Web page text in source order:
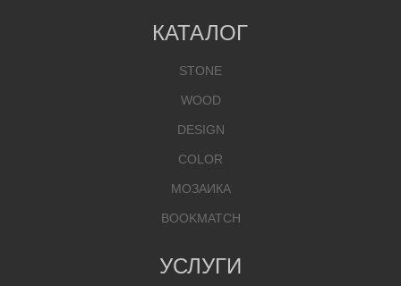
КАТАЛОГ
STONE
WOOD
DESIGN
COLOR
МОЗАИКА
BOOKMATCH
УСЛУГИ